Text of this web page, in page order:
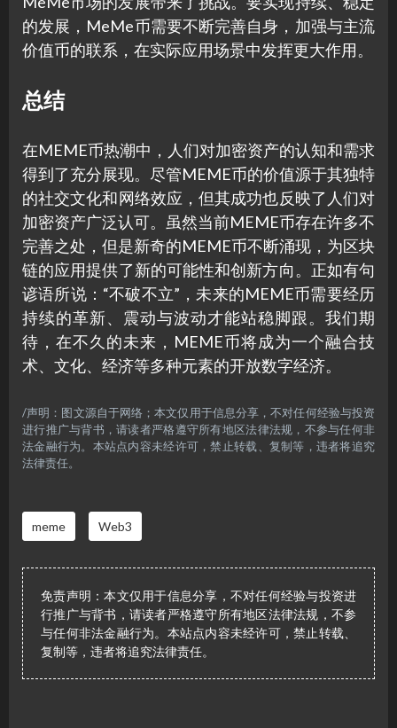
的发展，MeMe币需要不断完善自身，加强与主流
价值币的联系，在实际应用场景中发挥更大作用。
总结
在MEME币热潮中，人们对加密资产的认知和需求
得到了充分展现。尽管MEME币的价值源于其独特
的社交文化和网络效应，但其成功也反映了人们对
加密资产广泛认可。虽然当前MEME币存在许多不
完善之处，但是新奇的MEME币不断涌现，为区块
链的应用提供了新的可能性和创新方向。正如有句
谚语所说：“不破不立”，未来的MEME币需要经历
持续的革新、震动与波动才能站稳脚跟。我们期
待，在不久的未来，MEME币将成为一个融合技
术、文化、经济等多种元素的开放数字经济。
/声明：图文源自于网络；本文仅用于信息分享，不对任何经验与投资
进行推广与背书，请读者严格遵守所有地区法律法规，不参与任何非
法金融行为。本站点内容未经许可，禁止转载、复制等，违者将追究
法律责任。
meme Web3
免责声明：本文仅用于信息分享，不对任何经验与投资进
行推广与背书，请读者严格遵守所有地区法律法规，不参
与任何非法金融行为。本站点内容未经许可，禁止转载、
复制等，违者将追究法律责任。